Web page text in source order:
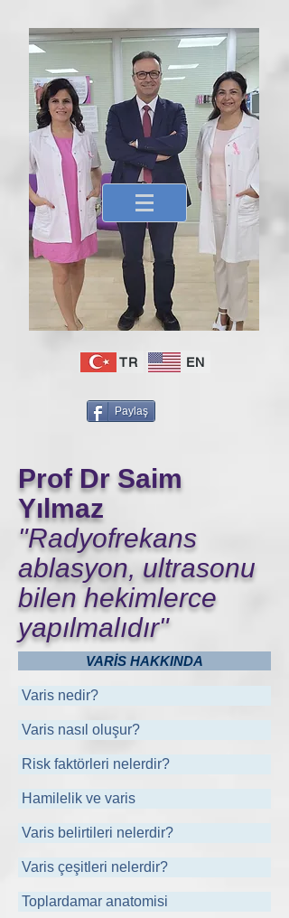
TR EN
Paylaş
Prof Dr Saim
Yılmaz
"Radyofrekans
ablasyon, ultrasonu
bilen hekimlerce
yapılmalıdır"
VARİS HAKKINDA
Varis nedir?
Varis nasıl oluşur?
Risk faktörleri nelerdir?
Hamilelik ve varis
Varis belirtileri nelerdir?
Varis çeşitleri nelerdir?
Toplardamar anatomisi